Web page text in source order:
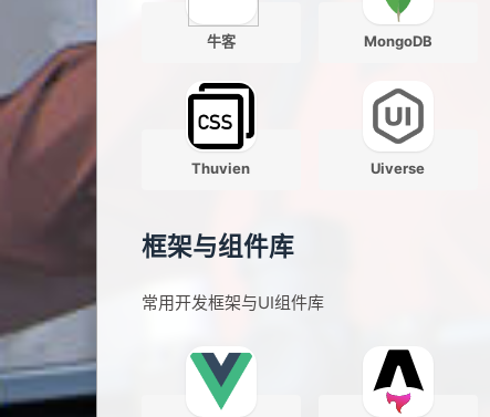
牛客 MongoDB
Thuvien Uiverse
框架与组件库
常用开发框架与UI组件库